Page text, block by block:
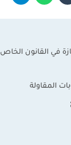
في القانون الخاص
المقاولة